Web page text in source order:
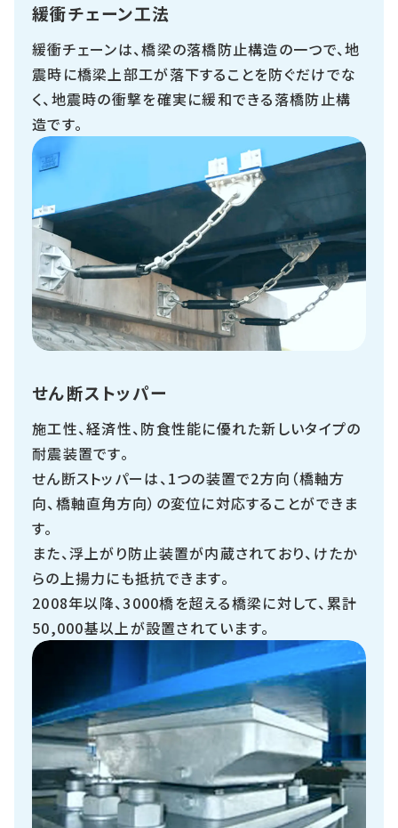
緩衝チェーン工法
緩衝チェーンは、橋梁の落橋防止構造の一つで、地
震時に橋梁上部工が落下することを防ぐだけでな
く、地震時の衝撃を確実に緩和できる落橋防止構
造です。
せん断ストッパー
施工性、経済性、防食性能に優れた新しいタイプの
耐震装置です。
せん断ストッパーは、1つの装置で2方向（橋軸方
向、橋軸直角方向）の変位に対応することができま
す。
また、浮上がり防止装置が内蔵されており、けたか
らの上揚力にも抵抗できます。
2008年以降、3000橋を超える橋梁に対して、累計
50,000基以上が設置されています。